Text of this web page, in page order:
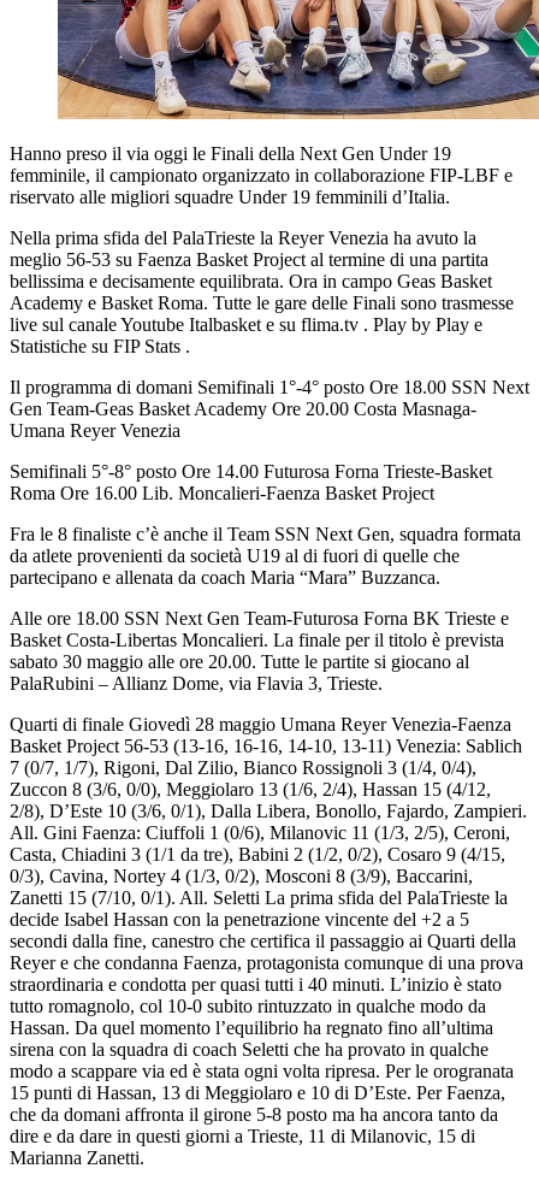
Hanno preso il via oggi le Finali della Next Gen Under 19
femminile, il campionato organizzato in collaborazione FIP-LBF e
riservato alle migliori squadre Under 19 femminili d’Italia.
Nella prima sfida del PalaTrieste la Reyer Venezia ha avuto la
meglio 56-53 su Faenza Basket Project al termine di una partita
bellissima e decisamente equilibrata. Ora in campo Geas Basket
Academy e Basket Roma. Tutte le gare delle Finali sono trasmesse
live sul canale Youtube Italbasket e su flima.tv . Play by Play e
Statistiche su FIP Stats .
Il programma di domani Semifinali 1°-4° posto Ore 18.00 SSN Next
Gen Team-Geas Basket Academy Ore 20.00 Costa Masnaga-
Umana Reyer Venezia
Semifinali 5°-8° posto Ore 14.00 Futurosa Forna Trieste-Basket
Roma Ore 16.00 Lib. Moncalieri-Faenza Basket Project
Fra le 8 finaliste c’è anche il Team SSN Next Gen, squadra formata
da atlete provenienti da società U19 al di fuori di quelle che
partecipano e allenata da coach Maria “Mara” Buzzanca.
Alle ore 18.00 SSN Next Gen Team-Futurosa Forna BK Trieste e
Basket Costa-Libertas Moncalieri. La finale per il titolo è prevista
sabato 30 maggio alle ore 20.00. Tutte le partite si giocano al
PalaRubini – Allianz Dome, via Flavia 3, Trieste.
Quarti di finale Giovedì 28 maggio Umana Reyer Venezia-Faenza
Basket Project 56-53 (13-16, 16-16, 14-10, 13-11) Venezia: Sablich
7 (0/7, 1/7), Rigoni, Dal Zilio, Bianco Rossignoli 3 (1/4, 0/4),
Zuccon 8 (3/6, 0/0), Meggiolaro 13 (1/6, 2/4), Hassan 15 (4/12,
2/8), D’Este 10 (3/6, 0/1), Dalla Libera, Bonollo, Fajardo, Zampieri.
All. Gini Faenza: Ciuffoli 1 (0/6), Milanovic 11 (1/3, 2/5), Ceroni,
Casta, Chiadini 3 (1/1 da tre), Babini 2 (1/2, 0/2), Cosaro 9 (4/15,
0/3), Cavina, Nortey 4 (1/3, 0/2), Mosconi 8 (3/9), Baccarini,
Zanetti 15 (7/10, 0/1). All. Seletti La prima sfida del PalaTrieste la
decide Isabel Hassan con la penetrazione vincente del +2 a 5
secondi dalla fine, canestro che certifica il passaggio ai Quarti della
Reyer e che condanna Faenza, protagonista comunque di una prova
straordinaria e condotta per quasi tutti i 40 minuti. L’inizio è stato
tutto romagnolo, col 10-0 subito rintuzzato in qualche modo da
Hassan. Da quel momento l’equilibrio ha regnato fino all’ultima
sirena con la squadra di coach Seletti che ha provato in qualche
modo a scappare via ed è stata ogni volta ripresa. Per le orogranata
15 punti di Hassan, 13 di Meggiolaro e 10 di D’Este. Per Faenza,
che da domani affronta il girone 5-8 posto ma ha ancora tanto da
dire e da dare in questi giorni a Trieste, 11 di Milanovic, 15 di
Marianna Zanetti.